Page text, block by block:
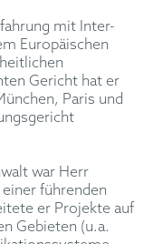
mit Inter-
Europäischen
Gericht hat er
Paris und
war Herr
führenden
er Projekte auf
Gebieten (u.a.